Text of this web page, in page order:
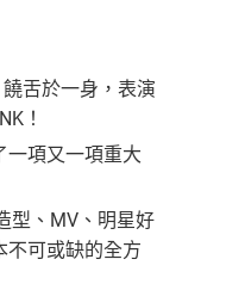
舌於一身，表演
！
一項又一項重大
型、MV、明星好
可或缺的全方